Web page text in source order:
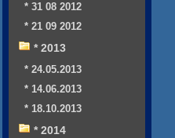
* 31 08 2012
* 21 09 2012
* 2013
* 24.05.2013
* 14.06.2013
* 18.10.2013
* 2014